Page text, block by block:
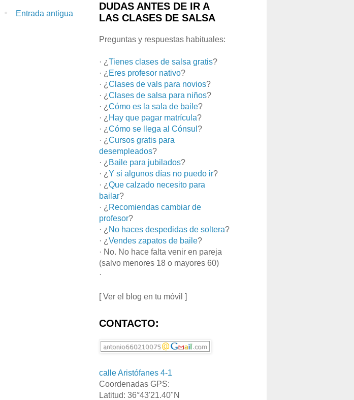
Entrada antigua
DUDAS ANTES DE IR A
LAS CLASES DE SALSA
Preguntas y respuestas habituales:
· ¿ Tienes clases de salsa gratis?
· ¿ Eres profesor nativo?
· ¿ Clases de vals para novios?
· ¿ Clases de salsa para niños?
· ¿ Cómo es la sala de baile?
· ¿ Hay que pagar matrícula?
· ¿ Cómo se llega al Cónsul ?
· ¿ Cursos gratis para
desempleados?
· ¿ Baile para jubilados?
· ¿ Y si algunos días no puedo ir?
· ¿ Que calzado necesito para
bailar?
· ¿ Recomiendas cambiar de
profesor?
· ¿ No haces despedidas de soltera?
· ¿ Vendes zapatos de baile?
· No. No hace falta venir en pareja
(salvo menores 18 o mayores 60)
·
[ Ver el blog en tu móvil ]
CONTACTO:
calle Aristófanes 4-1
Coordenadas GPS:
Latitud: 36°43'21.40"N